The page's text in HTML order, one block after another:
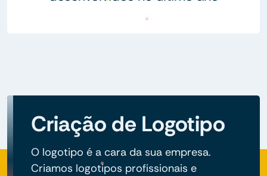
Criação de Logotipo
O logotipo é a cara da sua empresa.
Criamos logotipos profissionais e